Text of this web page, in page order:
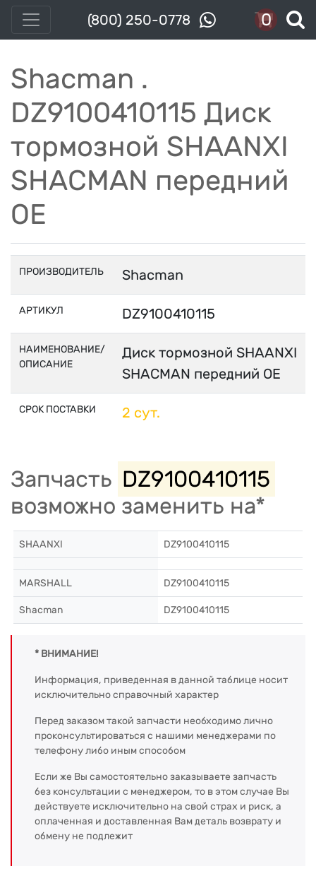
(800) 250-0778 0
Shacman .
DZ9100410115 Диск
тормозной SHAANXI
SHACMAN передний
OE
ПРОИЗВОДИТЕЛЬ Shacman
АРТИКУЛ DZ9100410115
НАИМЕНОВАНИЕ/
ОПИСАНИЕ
Диск тормозной SHAANXI
SHACMAN передний OE
СРОК ПОСТАВКИ 2 сут.
Запчасть DZ9100410115
возможно заменить на*
SHAANXI DZ9100410115
MARSHALL DZ9100410115
Shacman DZ9100410115
* ВНИМАНИЕ!
Информация, приведенная в данной таблице носит
исключительно справочный характер
Перед заказом такой запчасти необходимо лично
проконсультироваться с нашими менеджерами по
телефону либо иным способом
Если же Вы самостоятельно заказываете запчасть
без консультации с менеджером, то в этом случае Вы
действуете исключительно на свой страх и риск, а
оплаченная и доставленная Вам деталь возврату и
обмену не подлежит